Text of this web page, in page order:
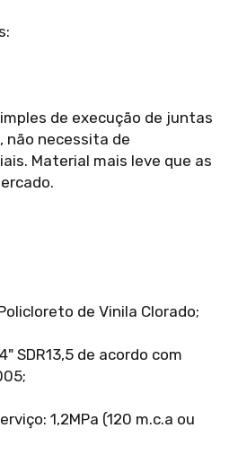
de execução de juntas
não necessita de
Material mais leve que as
de Vinila Clorado;
SDR13,5 de acordo com
1,2MPa (120 m.c.a ou